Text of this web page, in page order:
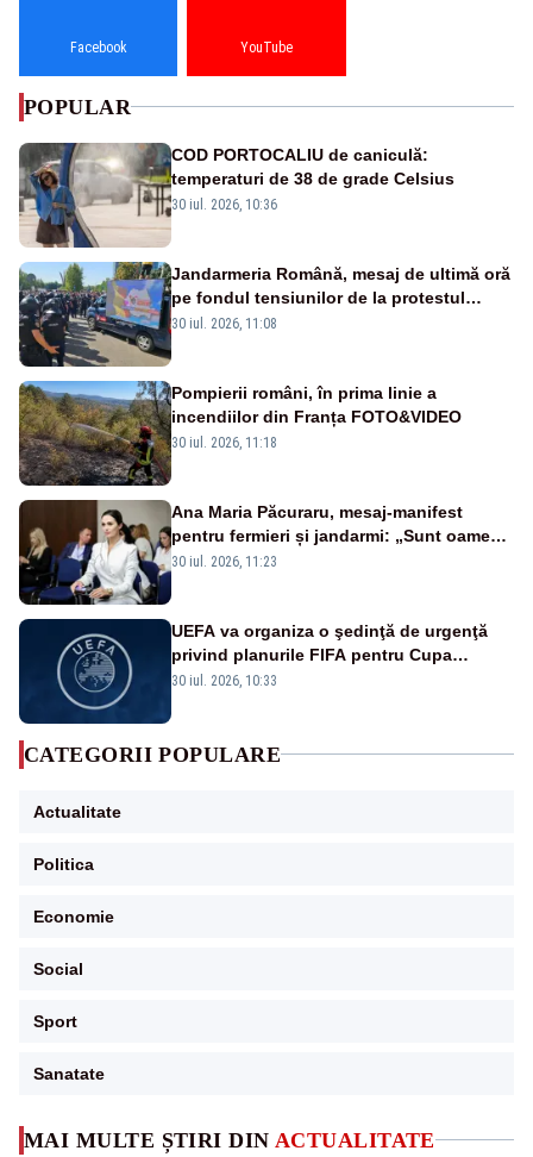
MAI MULTE ȘTIRI DIN ACTUALITATE
Facebook YouTube
POPULAR
COD PORTOCALIU de caniculă:
temperaturi de 38 de grade Celsius
30 iul. 2026, 10:36
Jandarmeria Română, mesaj de ultimă oră
pe fondul tensiunilor de la protestul
masiv al fermierilor - VIDEO
30 iul. 2026, 11:08
Pompierii români, în prima linie a
incendiilor din Franța FOTO&VIDEO
30 iul. 2026, 11:18
Ana Maria Păcuraru, mesaj-manifest
pentru fermieri și jandarmi: „Sunt oameni
disperați, nu sunt răufăcători”
30 iul. 2026, 11:23
UEFA va organiza o şedinţă de urgenţă
privind planurile FIFA pentru Cupa
Mondială
30 iul. 2026, 10:33
CATEGORII POPULARE
Actualitate
Politica
Economie
Social
Sport
Sanatate